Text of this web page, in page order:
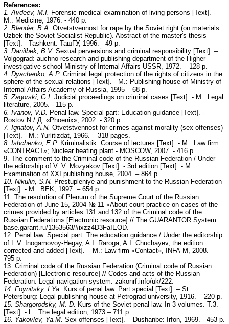
References:
1. Avdeev, M.I.
Forensic medical examination of living persons [Text]. -
M.: Medicine, 1976. - 440 p.
2. Blender, B.A. Otvetstvennost for rape by the Soviet right (on materials
Uzbek the Soviet Socialist Republic). Abstract of the master's thesis
[Text]. - Tashkent: ТашГУ, 1996. - 49 p.
3. Danilbek, B.V. Sexual perversions and criminal responsibility [Text]. –
Volgograd: auchno-research and publishing department of the Higher
investigative school Ministry of Internal Affairs USSR, 1972. – 128 p.
4. Dyachenko, A.P. Criminal legal protection of the rights of citizens in the
sphere of the sexual relations [Text]. - M.: Publishing house of Ministry of
Internal Affairs Academy of Russia, 1995 – 68 p.
5. Zagorski, G.I. Judicial proceedings on criminal cases [Text]. - M.: Legal
literature, 2005. - 115 p.
6. Ivanov, V.D.
Penal law. Special part: Education guidance [Text]. -
Rostov N / Д: «Phoenix», 2002. - 320 p.
7. Ignatov, A.N. Otvetstvennost for crimes against morality (sex offenses)
[Text]. - M.: Yurlitizdat, 1966. – 318 pages.
8. Ishchenko, E.P. Kriminalistik: Course of lectures [Text]. - M.: Law firm
«CONTRACT»; Nuclear heating plant - MOSCOW, 2007. - 416 p.
9. The comment to the Criminal code of the Russian Federation / Under
the editorship of V. V. Mozyakov [Text]. - 3rd edition [Text]. - M.:
Examination of XXI publishing house, 2004. – 864 p.
10. Nikulin, S.N. Prestupleniye and punishment to the Russian Federation
[Text]. - M.: BEK, 1997. – 654 p.
11. The resolution of Plenum of the Supreme Court of the Russian
Federation of June 15, 2004 № 11 «About court practice on cases of the
crimes provided by articles 131 and 132 of the Criminal code of the
Russian Federation» [Electronic resource] // The GUARANTOR System:
base.garant.ru/1353563/#ixzz4D3FaIEOD.
12. Penal law. Special part: The education guidance / Under the editorship
of L.V. Inogamovoy-Hegay, A.I. Raroga, A.I. Chuchayev, the edition
corrected and added [Text]. – M.: Law firm «Contact», INFA-M, 2008. –
795 р.
13. Criminal code of the Russian Federation (Criminal code of Russian
Federation) [Electronic resource] // Codes and acts of the Russian
Federation. Legal navigation system: zakonrf.info/uk/222.
14. Foynitsky, I.Ya.
Kurs of penal law. Part special [Text]. – St.
Petersburg: Legal publishing house at Petrograd university, 1916. – 220 p.
15. Shargorodsky, M. D.
Kurs of the Soviet penal law. In 3 volumes. T.3.
[Text]. - L.: The legal edition, 1973 – 711 p.
16. Yakovlev, Ya.M. Sex offenses [Text]. – Dushanbe: Irfon, 1969. - 453 p.